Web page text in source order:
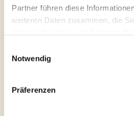
Partner führen diese
weiteren Daten zusammen, die
Notwendig
Präferenzen
seine Vielseitigkeit kennt
deiner Kreativität freien
genießen.
Verwöhne deine
entdecke das mediterrane